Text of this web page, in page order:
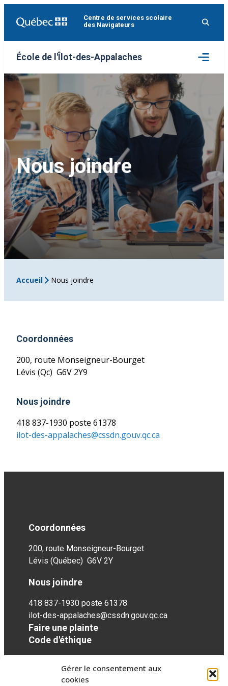
Gérer le consentement aux
cookies
Centre de services scolaire
des Navigateurs
École de l'Îlot-des-Appalaches
Ouvrir
le
menu
Nous joindre
Accueil Nous joindre
Coordonnées
200, route Monseigneur-Bourget
Lévis (Qc) G6V 2Y9
Nous joindre
418 837-1930 poste 61378
ilot-des-appalaches@cssdn.gouv.qc.ca
Coordonnées
200, route Monseigneur-Bourget
Lévis (Québec) G6V 2Y
Nous joindre
418 837-1930 poste 61378
ilot-des-appalaches@cssdn.gouv.qc.ca
Faire une plainte
Code d'éthique
Réseaux sociaux